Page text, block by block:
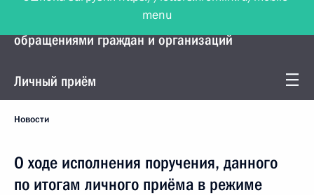
Управление Президента по работе с
обращениями граждан и организаций
Личный приём
Новости
О ходе исполнения поручения, данного
по итогам личного приёма в режиме
menu